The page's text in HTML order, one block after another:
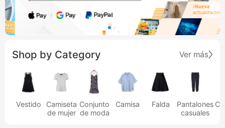
Shop by Category Ver más
Vestido
Camiseta
de mujer
Conjunto
de moda
Camisa Falda
Pantalones
casuales